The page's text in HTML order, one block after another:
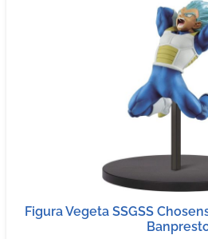
Figura Vegeta SSGSS